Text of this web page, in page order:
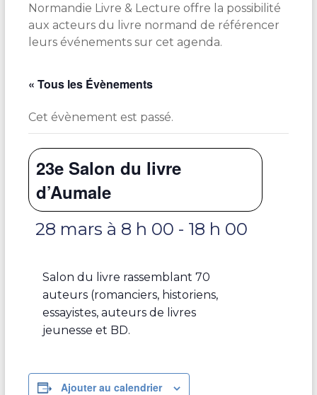
Normandie Livre & Lecture offre la possibilité
aux acteurs du livre normand de référencer
leurs événements sur cet agenda.
« Tous les Évènements
Cet évènement est passé.
23e Salon du livre
d’Aumale
28 mars à 8 h 00 - 18 h 00
Salon du livre rassemblant 70
auteurs (romanciers, historiens,
essayistes, auteurs de livres
jeunesse et BD.
Ajouter au calendrier